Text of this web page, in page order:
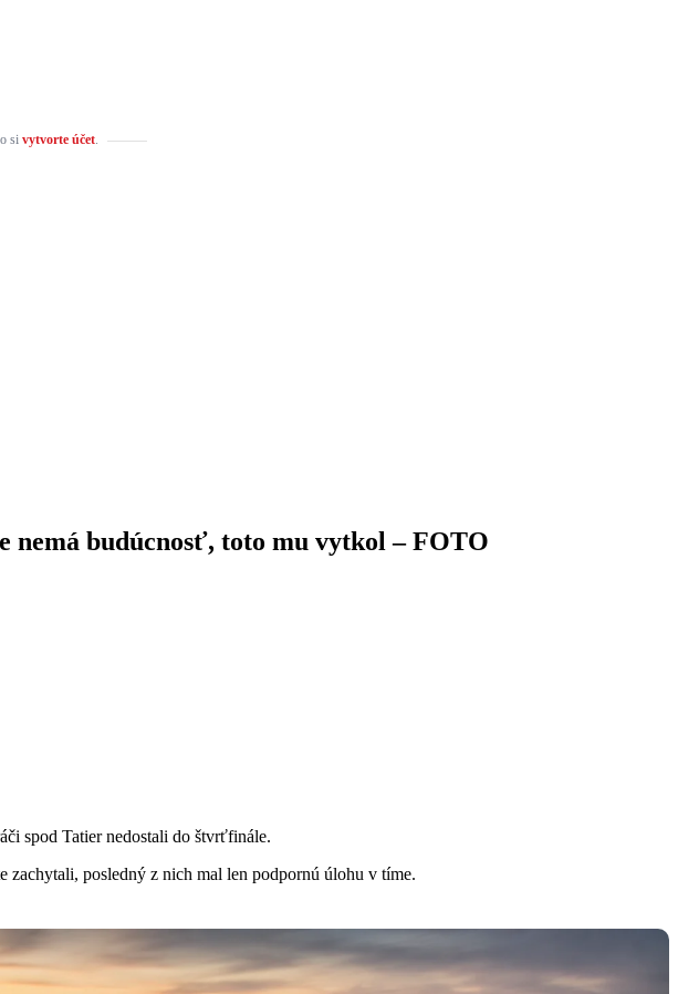
si vytvorte účet.
nemá budúcnosť, toto mu vytkol – FOTO
spod Tatier nedostali do štvrťfinále.
zachytali, posledný z nich mal len podpornú úlohu v tíme.